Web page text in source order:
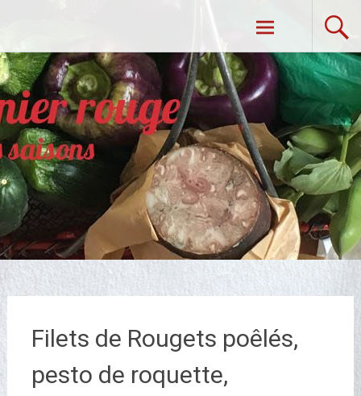
contenu
principal
Filets de Rougets poêlés,
pesto de roquette,